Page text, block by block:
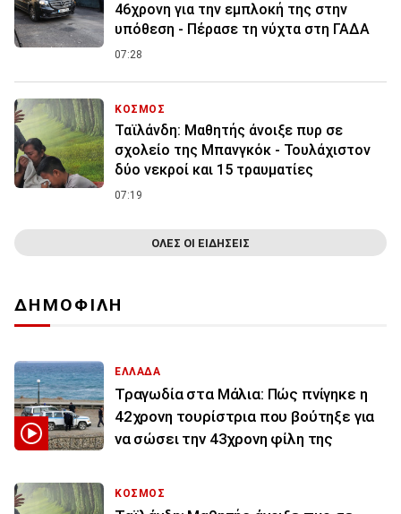
46χρονη για την εμπλοκή της στην
υπόθεση - Πέρασε τη νύχτα στη ΓΑΔΑ
07:28
ΚΟΣΜΟΣ
Ταϊλάνδη: Μαθητής άνοιξε πυρ σε
σχολείο της Μπανγκόκ - Τουλάχιστον
δύο νεκροί και 15 τραυματίες
07:19
ΟΛΕΣ ΟΙ ΕΙΔΗΣΕΙΣ
ΔΗΜΟΦΙΛΗ
ΕΛΛΑΔΑ
Τραγωδία στα Μάλια: Πώς πνίγηκε η
42χρονη τουρίστρια που βούτηξε για
να σώσει την 43χρονη φίλη της
ΚΟΣΜΟΣ